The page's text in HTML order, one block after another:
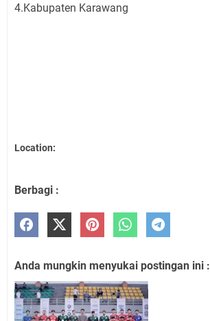
4.Kabupaten Karawang
Location:
Berbagi :
Anda mungkin menyukai postingan ini :